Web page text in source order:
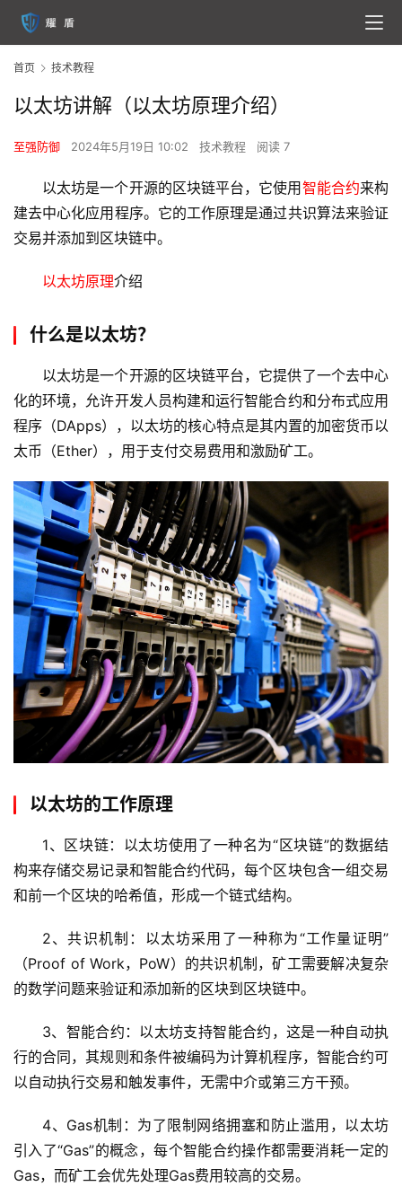
首页 技术教程
以太坊讲解（以太坊原理介绍）
至强防御 2024年5月19日 10:02 技术教程 阅读 7
以太坊是一个开源的区块链平台，它使用 智能合约来构
建去中心化应用程序。它的工作原理是通过共识算法来验证
交易并添加到区块链中。
以太坊原理介绍
什么是以太坊？
以太坊是一个开源的区块链平台，它提供了一个去中心
化的环境，允许开发人员构建和运行智能合约和分布式应用
程序（DApps），以太坊的核心特点是其内置的加密货币以
太币（Ether），用于支付交易费用和激励矿工。
以太坊的工作原理
1、区块链：以太坊使用了一种名为“区块链”的数据结
构来存储交易记录和智能合约代码，每个区块包含一组交易
和前一个区块的哈希值，形成一个链式结构。
2、共识机制：以太坊采用了一种称为“工作量证明”
（Proof of Work，PoW）的共识机制，矿工需要解决复杂
的数学问题来验证和添加新的区块到区块链中。
3、智能合约：以太坊支持智能合约，这是一种自动执
行的合同，其规则和条件被编码为计算机程序，智能合约可
以自动执行交易和触发事件，无需中介或第三方干预。
4、Gas机制：为了限制网络拥塞和防止滥用，以太坊
引入了“Gas”的概念，每个智能合约操作都需要消耗一定的
Gas，而矿工会优先处理Gas费用较高的交易。